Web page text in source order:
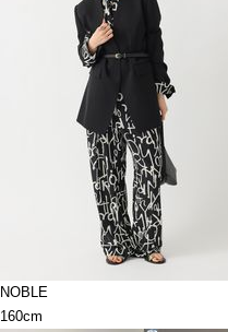
NOBLE
160cm